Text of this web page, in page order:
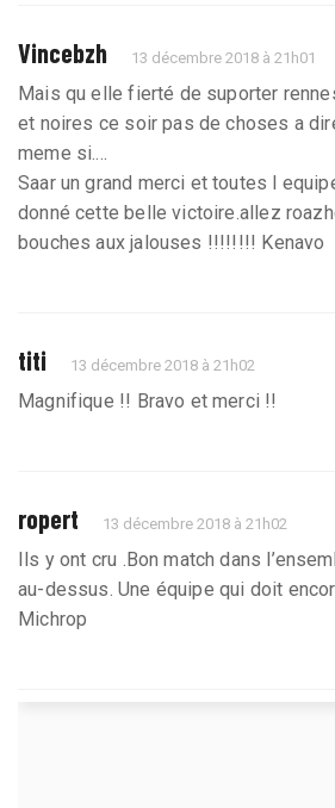
Vincebzh 13 décembre 2018 à 21h01
Mais qu elle fierté de suporter
et noires ce soir pas de choses a
meme si....
Saar un grand merci et toutes l
donné cette belle victoire.allez
bouches aux jalouses !!!!!!!! Kenavo
titi 13 décembre 2018 à 21h02
Magnifique !! Bravo et merci !!
ropert 13 décembre 2018 à 21h02
Ils y ont cru .Bon match dans
au-dessus. Une équipe qui doit
Michrop